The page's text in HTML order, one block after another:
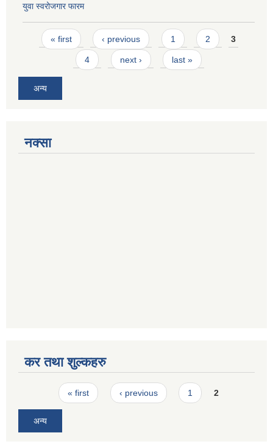
युवा स्वरोजगार फारम
Pages
« first ‹ previous 1 2 3
4 next › last »
अन्य
नक्सा
कर तथा शुल्कहरु
Pages« first ‹ previous 1 2
अन्य